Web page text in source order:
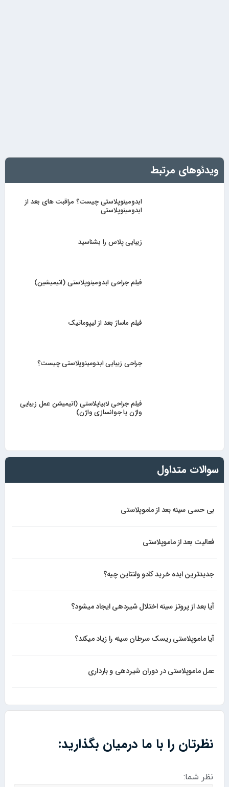
ویدئوهای مرتبط
ابدومینوپلاستی چیست؟ مراقبت های بعد از
ابدومینوپلاستی
زیبایی پلاس را بشناسید
فیلم جراحی ابدومینوپلاستی (انیمیشین)
فیلم ماساژ بعد از لیپوماتیک
جراحی زیبایی ابدومینوپلاستی چیست؟
فیلم جراحی لابیاپلاستی (انیمیشن عمل زیبایی
واژن یا جوانسازی واژن)
سوالات متداول
بی حسی سینه بعد از ماموپلاستی
فعالیت بعد از ماموپلاستی
جدیدترین ایده خرید کادو ولنتاین چیه؟
آیا بعد از پروتز سینه اختلال شیردهی ایجاد میشود؟
آیا ماموپلاستی ریسک سرطان سینه را زیاد میکند؟
عمل ماموپلاستی در دوران شیردهی و بارداری
نظرتان را با ما درمیان بگذارید:
نظر شما: